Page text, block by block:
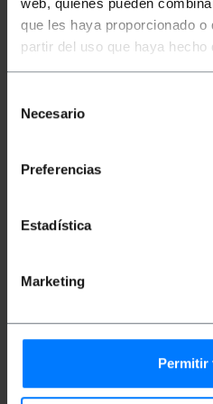
que les haya proporcionado o
partir del uso que haya
Necesario
Preferencias
Estadística
Marketing
Permitir
Mais
seriais. Possui conectores
computadores ou
conexão serial. Com
modem nulo é um cabo
dispositivos que usam
equipamentos de
Cabo Serial Modem
Cabo com conector